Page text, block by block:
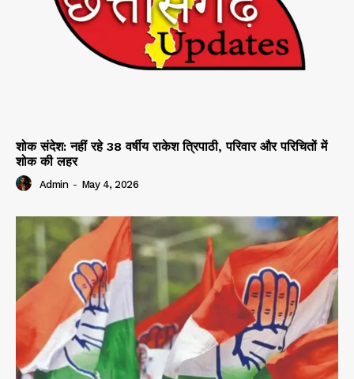
शोक संदेश: नहीं रहे 38 वर्षीय राकेश त्रिपाठी, परिवार और परिचितों में
शोक की लहर
Admin - May 4, 2026